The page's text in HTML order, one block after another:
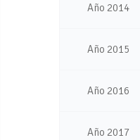
Año 2014
Año 2015
Año 2016
Año 2017